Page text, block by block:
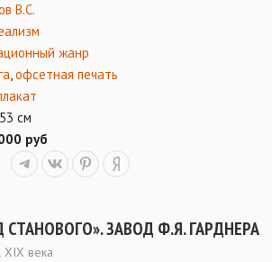
В.С.
жанр
,офсетная печать
см
руб
СТАНОВОГО». ЗАВОД Ф.Я. ГАРДНЕРА
XIX века